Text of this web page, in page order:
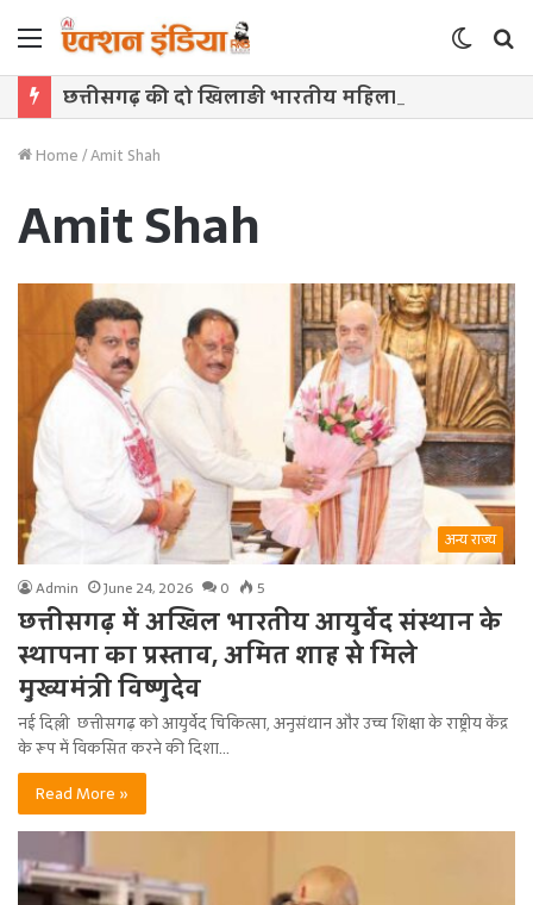
Menu
Switch
skin
Home/Amit Shah
Amit Shah
अन्य राज्य
Admin June 24, 2026 0 5
छत्तीसगढ़ में अखिल भारतीय आयुर्वेद संस्थान के
स्थापना का प्रस्ताव, अमित शाह से मिले
मुख्यमंत्री विष्णुदेव
नई दिल्ली छत्तीसगढ़ को आयुर्वेद चिकित्सा, अनुसंधान और उच्च शिक्षा के राष्ट्रीय केंद्र
के रूप में विकसित करने की दिशा…
Read More »